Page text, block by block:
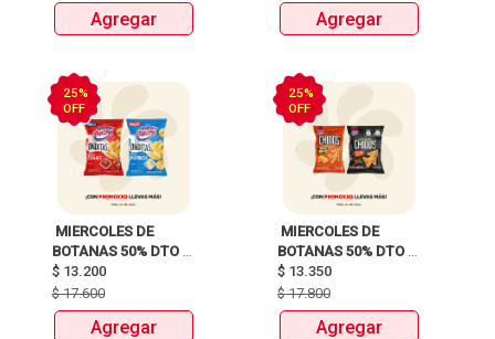
Agregar Agregar
25%
OFF
MIERCOLES DE
BOTANAS 50% DTO
$ 13.200
$17.600
Agregar
25%
OFF
MIERCOLES DE
BOTANAS 50% DTO
$ 13.350
$17.800
Agregar